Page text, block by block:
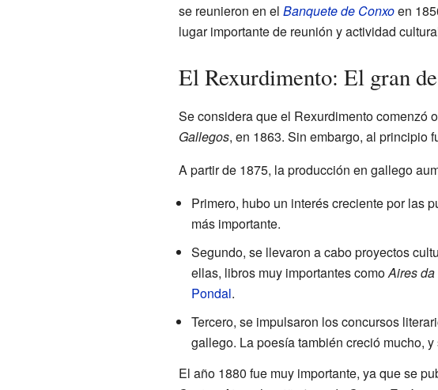
se reunieron en el Banquete de Conxoen
lugar importante de reunión y actividad
El Rexurdimento: El gran
Se considera que el Rexurdimento comenzó
Gallegos, en 1863. Sin embargo, al principio
A partir de 1875, la producción en gallego
Primero, hubo un interés creciente por las
más importante.
Segundo, se llevaron a cabo proyectos
ellas, libros muy importantes comoAires da
Pondal.
Tercero, se impulsaron los concursos
gallego. La poesía también creció mucho,
El año 1880 fue muy importante, ya que se